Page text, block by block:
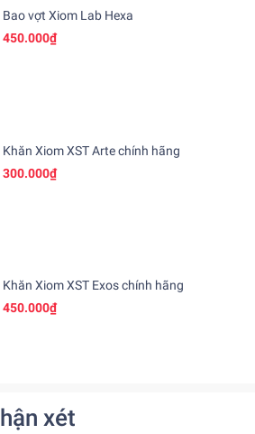
Bao vợt Xiom Lab Hexa
450.000₫
Khăn Xiom XST Arte chính hãng
300.000₫
Khăn Xiom XST Exos chính hãng
450.000₫
xét